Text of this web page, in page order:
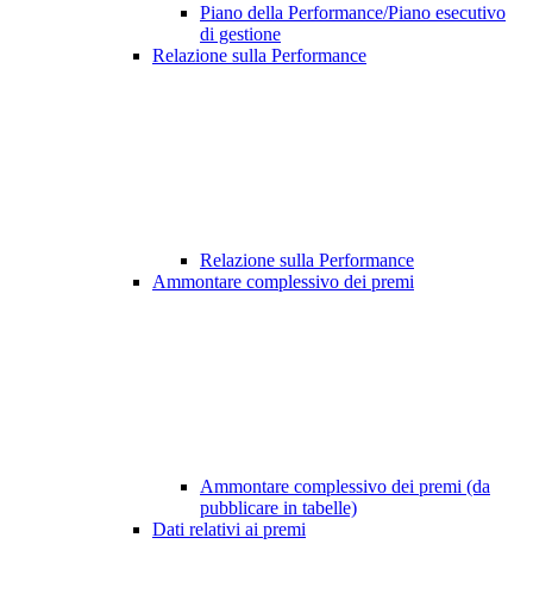
Piano della Performance/Piano esecutivo
di gestione
Relazione sulla Performance
Relazione sulla Performance
Ammontare complessivo dei premi
Ammontare complessivo dei premi (da
pubblicare in tabelle)
Dati relativi ai premi